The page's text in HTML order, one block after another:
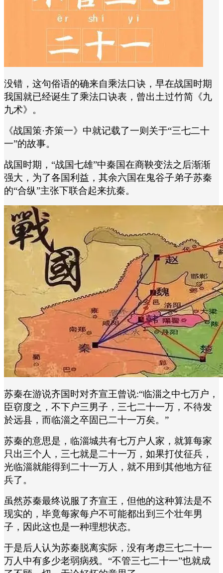
没错，这句俗语的确来自乘法口诀，早在战国时期
我国就已经诞生了乘法口诀表，曾出土过竹简《九
九术》。
《战国策·齐策一》中就记载了一则关于“三七二十
一”的故事。
战国时期，“战国七雄”中秦国在商鞅变法之后渐渐
强大，为了各国利益，其余六国在鬼谷子弟子苏秦
的“合纵”主张下联合起来抗秦。
苏秦在游说齐国时对齐宣王曾说:“临淄之中七万户，
臣窃度之，不下户三男子，三七二十一万，不待发
於远县，而临淄之卒固已二十一万矣。”
苏秦的意思是，临淄城共有七万户人家，就算每家
只出三个人，三七就是二十一万，如果打仗征兵，
光临淄就能得到二十一万人，就不用到其他地方征
兵了。
虽然苏秦最终说服了齐宣王，但他的这种算法是不
现实的，毕竟每家每户不可能都出到三个壮年男
子，因此这也是一种理想状态。
于是后人认为苏秦脱离实际，没有考虑三七二十一
万人中有多少老弱病残。“不管三七二十一”也就成